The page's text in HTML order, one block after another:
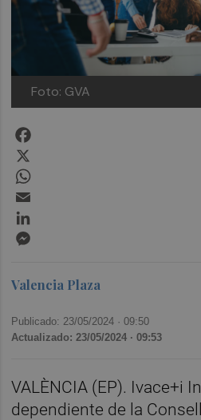
Foto: GVA
Valencia Plaza
Publicado: 23/05/2024 ·09:50
Actualizado: 23/05/2024 · 09:53
VALÈNCIA (EP). Ivace+i
dependiente de la